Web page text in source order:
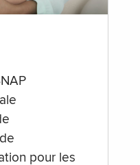
pour les